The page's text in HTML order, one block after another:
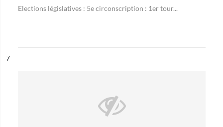
Elections législatives : 5e circonscription : 1er tour...
n°
7